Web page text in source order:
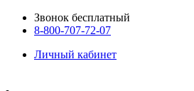
Звонок бесплатный
8-800-707-72-07
Личный кабинет